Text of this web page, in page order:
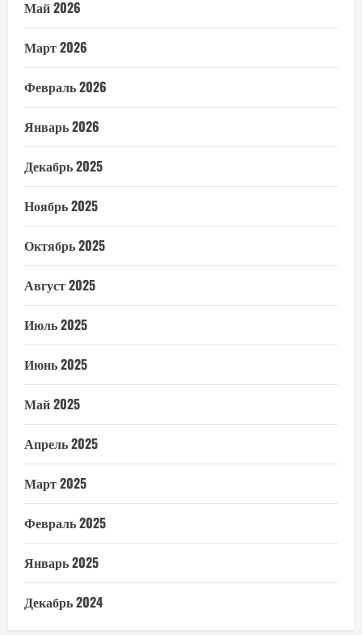
Май 2026
Март 2026
Февраль 2026
Январь 2026
Декабрь 2025
Ноябрь 2025
Октябрь 2025
Август 2025
Июль 2025
Июнь 2025
Май 2025
Апрель 2025
Март 2025
Февраль 2025
Январь 2025
Декабрь 2024